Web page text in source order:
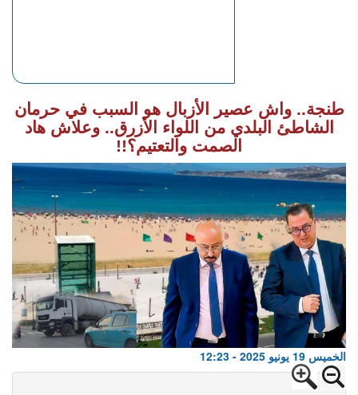
طنجة.. واش عصير الأزبال هو السبب في حرمان
الشاطئ البلدي من اللواء الأزرق.. وعلاش هاد
الصمت والتعتيم؟!!
الخميس 19 يونيو 2025 - 12:23